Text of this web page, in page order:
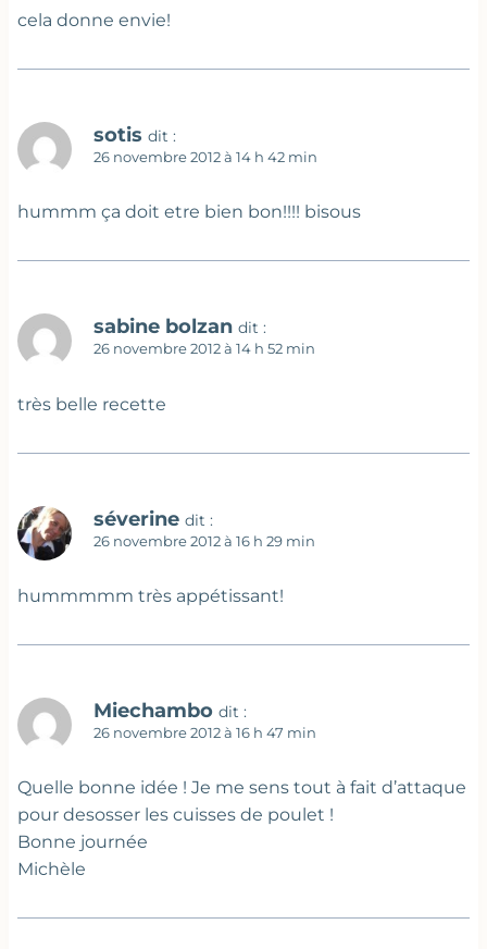
cela donne envie!
sotis dit :
26 novembre 2012 à 14 h 42 min
hummm ça doit etre bien bon!!!! bisous
sabine bolzan dit :
26 novembre 2012 à 14 h 52 min
très belle recette
séverine dit :
26 novembre 2012 à 16 h 29 min
hummmmm très appétissant!
Miechambo dit :
26 novembre 2012 à 16 h 47 min
Quelle bonne idée ! Je me sens tout à fait d’attaque
pour desosser les cuisses de poulet !
Bonne journée
Michèle